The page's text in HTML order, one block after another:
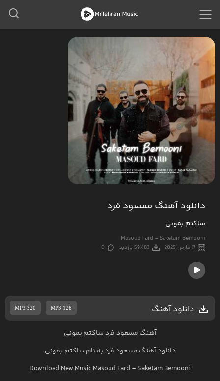
دانلود آهنگ مسعود فرد
ساکتم بمونی
Masoud Fard - Saketam Bemooni
17 مارس 2025 59,483 بازدید 0
دانلود آهنگ MP3 320 MP3 128
آهنگ مسعود فرد ساکتم بمونی
دانلود آهنگ مسعود فردبه نام ساکتم بمونی
Download New MusicMasoud Fard –Saketam Bemooni